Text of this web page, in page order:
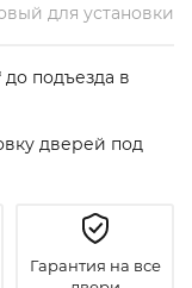
для установки
до подъезда в
дверей под
Гарантия на все